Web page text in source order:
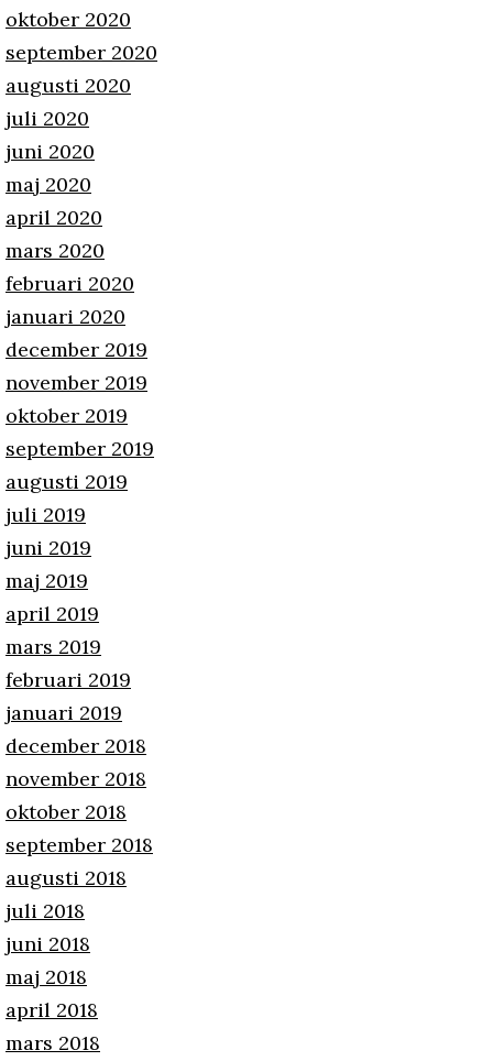
oktober 2020
september 2020
augusti 2020
juli 2020
juni 2020
maj 2020
april 2020
mars 2020
februari 2020
januari 2020
december 2019
november 2019
oktober 2019
september 2019
augusti 2019
juli 2019
juni 2019
maj 2019
april 2019
mars 2019
februari 2019
januari 2019
december 2018
november 2018
oktober 2018
september 2018
augusti 2018
juli 2018
juni 2018
maj 2018
april 2018
mars 2018